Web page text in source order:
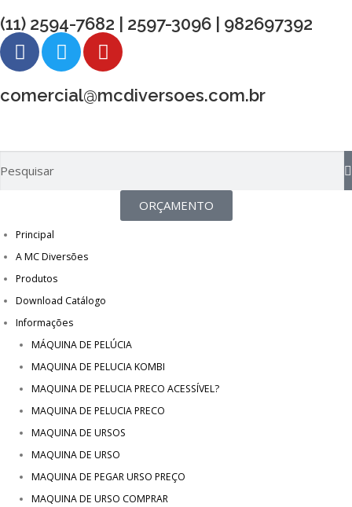
(11) 2594-7682 | 2597-3096 | 982697392
comercial@mcdiversoes.com.br
ORÇAMENTO
Principal
A MC Diversões
Produtos
Download Catálogo
Informações
MÁQUINA DE PELÚCIA
MAQUINA DE PELUCIA KOMBI
MAQUINA DE PELUCIA PRECO ACESSÍVEL?
MAQUINA DE PELUCIA PRECO
MAQUINA DE URSOS
MAQUINA DE URSO
MAQUINA DE PEGAR URSO PREÇO
MAQUINA DE URSO COMPRAR